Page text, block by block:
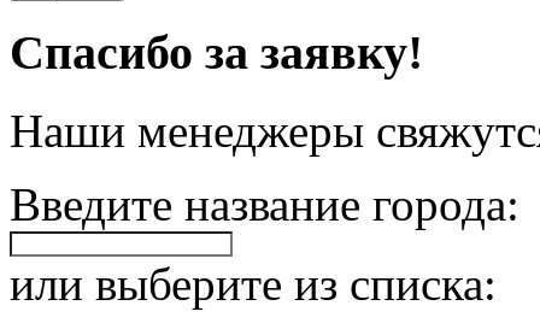
Спасибо за заявку!
Наши менеджеры
Введите название города:
или выберите из списка: